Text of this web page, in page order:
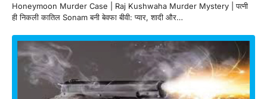
Honeymoon Murder Case | Raj Kushwaha Murder Mystery | पत्नी
ही निकली कातिल Sonam बनी बेवफा बीवी: प्यार, शादी और…